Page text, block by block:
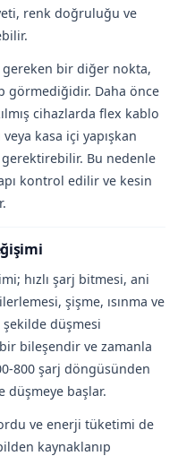
renk doğruluğu ve
bir diğer nokta,
görmediğidir. Daha önce
cihazlarda flex kablo
kasa içi yapışkan
Bu nedenle
kontrol edilir ve kesin
hızlı şarj bitmesi, ani
şişme, ısınma ve
düşmesi
bileşendir ve zamanla
800 şarj döngüsünden
başlar.
ve enerji tüketimi de
kaynaklanıp